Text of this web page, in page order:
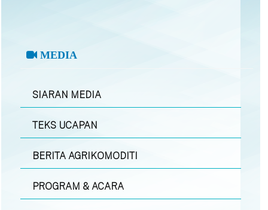
MEDIA
SIARAN MEDIA
TEKS UCAPAN
BERITA AGRIKOMODITI
PROGRAM & ACARA